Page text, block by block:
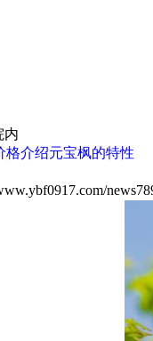
内
格介绍元宝枫的特性